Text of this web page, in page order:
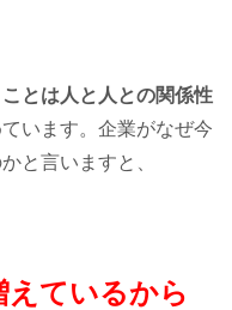
とは人と人との関係性
います。企業がなぜ今
と言いますと、
えているから